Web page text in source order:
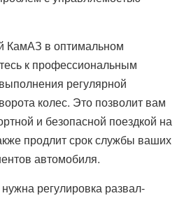
КамАЗ в оптимальном
к профессиональным
регулярной
колес. Это позволит вам
и безопасной поездкой на
продлит срок службы ваших
автомобиля.
регулировка развал-